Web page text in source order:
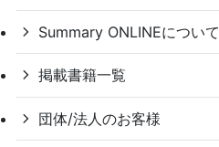
Summary ONLINEについて
掲載書籍一覧
団体/法人のお客様